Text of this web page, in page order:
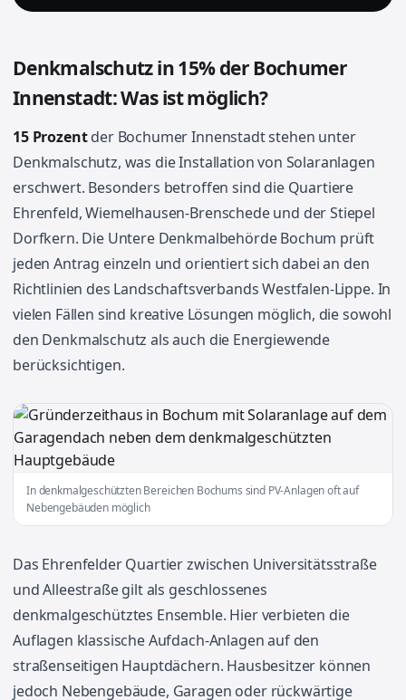
Denkmalschutz in 15% der Bochumer
Innenstadt: Was ist möglich?
15 Prozentder Bochumer Innenstadt stehen unter
Denkmalschutz, was die Installation von Solaranlagen
erschwert. Besonders betroffen sind die Quartiere
Ehrenfeld, Wiemelhausen-Brenschede und der Stiepel
Dorfkern. Die Untere Denkmalbehörde Bochum prüft
jeden Antrag einzeln und orientiert sich dabei an den
Richtlinien des Landschaftsverbands Westfalen-Lippe. In
vielen Fällen sind kreative Lösungen möglich, die sowohl
den Denkmalschutz als auch die Energiewende
berücksichtigen.
In denkmalgeschützten Bereichen Bochums sind PV-Anlagen oft auf
Nebengebäuden möglich
Das Ehrenfelder Quartier zwischen Universitätsstraße
und Alleestraße gilt als geschlossenes
denkmalgeschütztes Ensemble. Hier verbieten die
Auflagen klassische Aufdach-Anlagen auf den
straßenseitigen Hauptdächern. Hausbesitzer können
jedoch Nebengebäude, Garagen oder rückwärtige